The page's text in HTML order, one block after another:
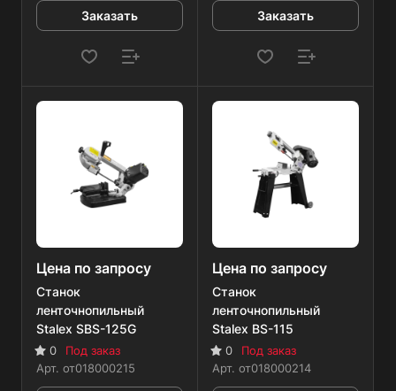
Заказать Заказать
Цена по запросу
Станок
ленточнопильный
Stalex SBS-125G
0
Под заказ
Арт. от018000215
Цена по запросу
Станок
ленточнопильный
Stalex BS-115
0
Под заказ
Арт. от018000214